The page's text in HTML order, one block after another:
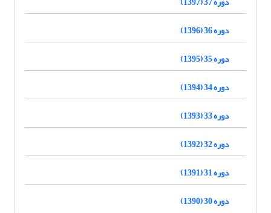
دوره 36 (1396)
دوره 35 (1395)
دوره 34 (1394)
دوره 33 (1393)
دوره 32 (1392)
دوره 31 (1391)
دوره 30 (1390)